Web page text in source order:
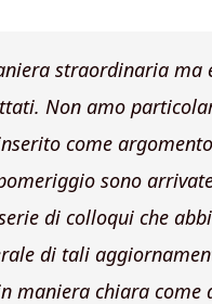
straordinaria
Non amo
come
sono
di colloqui che
di tali
maniera chiara